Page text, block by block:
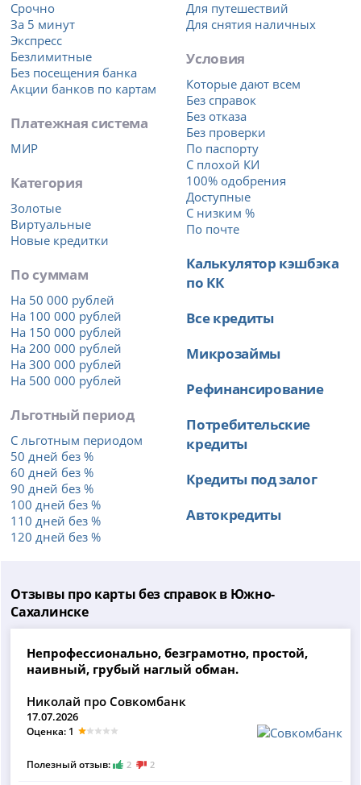
Срочно
За 5 минут
Экспресс
Безлимитные
Без посещения банка
Акции банков по картам
Платежная система
МИР
Категория
Золотые
Виртуальные
Новые кредитки
По суммам
На 50 000 рублей
На 100 000 рублей
На 150 000 рублей
На 200 000 рублей
На 300 000 рублей
На 500 000 рублей
Льготный период
С льготным периодом
50 дней без %
60 дней без %
90 дней без %
100 дней без %
110 дней без %
120 дней без %
Для путешествий
Для снятия наличных
Условия
Которые дают всем
Без справок
Без отказа
Без проверки
По паспорту
С плохой КИ
100% одобрения
Доступные
С низким %
По почте
Калькулятор кэшбэка
по КК
Все кредиты
Микрозаймы
Рефинансирование
Потребительские
кредиты
Кредиты под залог
Автокредиты
Отзывы про карты без справок в Южно-
Сахалинске
Непрофессионально, безграмотно, простой,
наивный, грубый наглый обман.
Николай про Совкомбанк
17.07.2026
Оценка: 1
Полезный отзыв: 2 2